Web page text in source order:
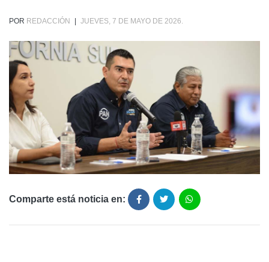
POR REDACCIÓN JUEVES, 7 DE MAYO DE 2026.
Comparte está noticia en: